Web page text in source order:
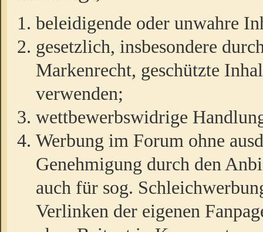
beleidigende oder unwahre
gesetzlich, insbesondere
Markenrecht, geschützte
verwenden;
wettbewerbswidrige
Werbung im Forum ohne
Genehmigung durch den
auch für sog.
Verlinken der eigenen